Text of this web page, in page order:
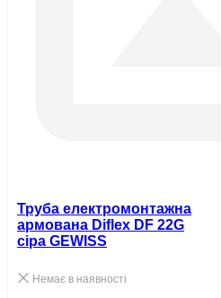
Труба електромонтажна
армована Diflex DF 22G
сіра GEWISS
Немає в наявності